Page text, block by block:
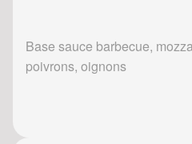
Base sauce barbecue,
poivrons, oignons